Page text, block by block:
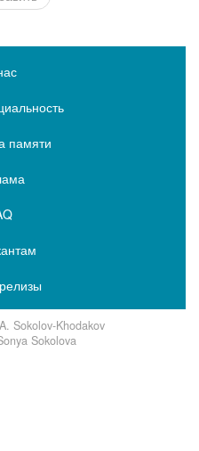
памяти
Sokolov-Khodakov
Sokolova